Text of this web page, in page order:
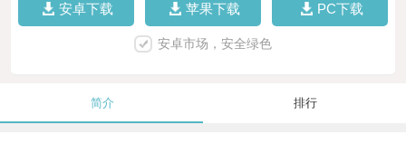
安卓下载 苹果下载 PC下载
安卓市场，安全绿色
简介 排行